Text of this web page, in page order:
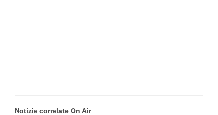
Notizie correlate On Air